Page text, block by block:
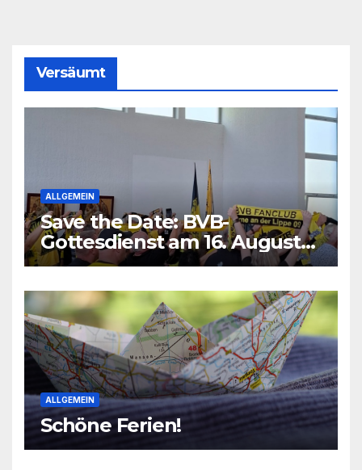
Versäumt
ALLGEMEIN
Save the Date: BVB-
Gottesdienst am 16. August
2026
ALLGEMEIN
Schöne Ferien!